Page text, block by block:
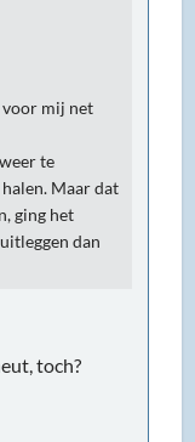
voor mij net
te
Maar dat
ging het
dan
toch?